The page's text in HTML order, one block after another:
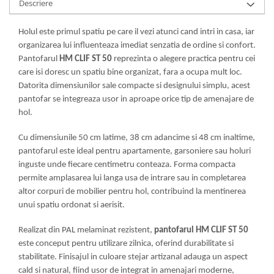
Mese gradinita
Scaune gradinita
Set mese si scaune gradinita
Mobilier copii
Mobila camera copii
Scaune birou pentru copii
Saltele patuturi copii
Masa si scaune gradinita
Seturi comode living si dormitor
Descriere
Holul este primul spatiu pe care il vezi atunci cand intri in casa, iar
organizarea lui influenteaza imediat senzatia de ordine si confort.
Pantofarul HM CLIF ST 50 reprezinta o alegere practica pentru cei
care isi doresc un spatiu bine organizat, fara a ocupa mult loc.
Datorita dimensiunilor sale compacte si designului simplu, acest
pantofar se integreaza usor in aproape orice tip de amenajare de
hol.
Cu dimensiunile 50 cm latime, 38 cm adancime si 48 cm inaltime,
pantofarul este ideal pentru apartamente, garsoniere sau holuri
inguste unde fiecare centimetru conteaza. Forma compacta
permite amplasarea lui langa usa de intrare sau in completarea
altor corpuri de mobilier pentru hol, contribuind la mentinerea
unui spatiu ordonat si aerisit.
Realizat din PAL melaminat rezistent, pantofarul HM CLIF ST 50
este conceput pentru utilizare zilnica, oferind durabilitate si
stabilitate. Finisajul in culoare stejar artizanal adauga un aspect
cald si natural, fiind usor de integrat in amenajari moderne,